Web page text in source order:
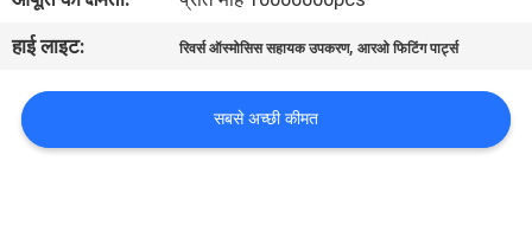
संपर्क
करें
उद्धरण
हाई लाइट:
रिवर्स ऑस्मोसिस सहायक उपकरण,आरओ फिटिंग पार्ट्स
सबसे अच्छी कीमत